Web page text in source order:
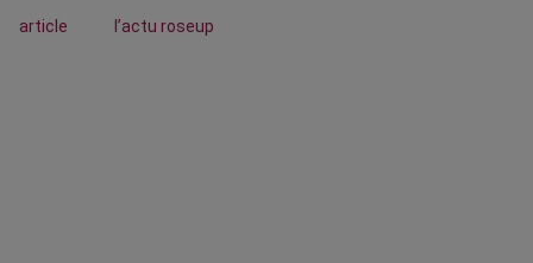
article l’actu roseup